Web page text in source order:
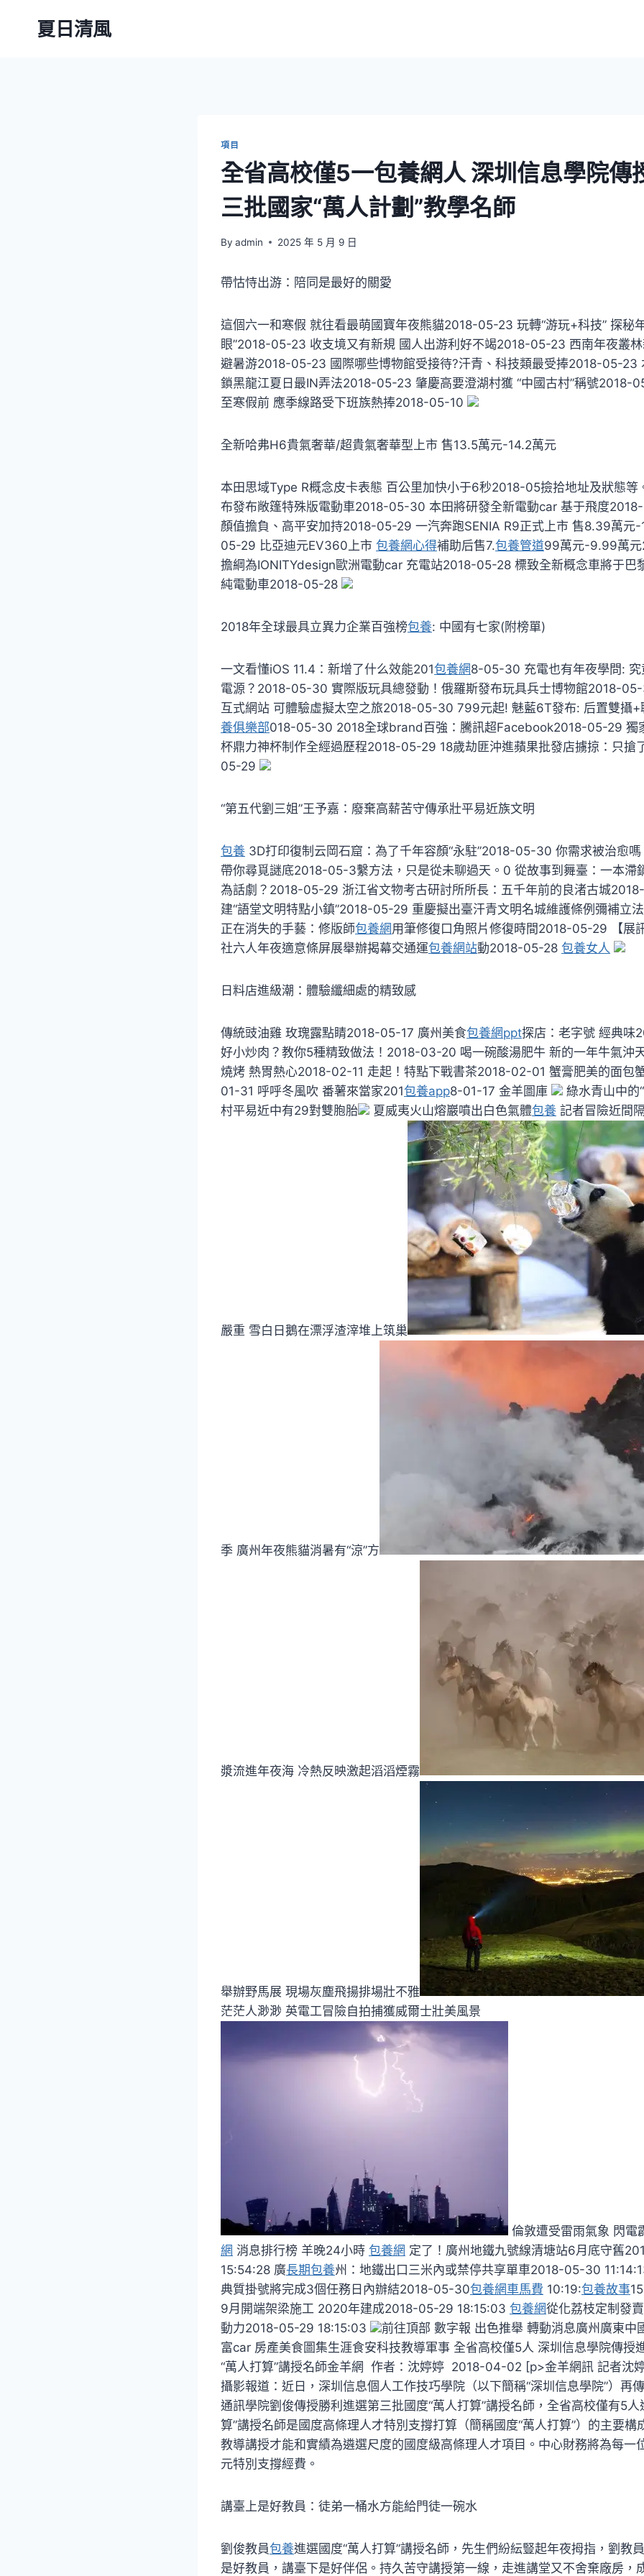
夏日清風
項目
全省高校僅5一包養網人 深圳信息學院傳
三批國家“萬人計劃”教學名師
By admin 2025 年 5 月 9 日
帶怙恃出游：陪同是最好的關愛
這個六一和寒假 就往看最萌國寶年夜熊貓2018-05-23 玩轉“游玩+科技” 探秘
眼”2018-05-23 收支境又有新規 國人出游利好不竭2018-05-23 西南年夜叢林
避暑游2018-05-23 國際哪些博物館受接待?汗青、科技類最受捧2018-05-23
鎖黑龍江夏日最IN弄法2018-05-23 肇慶高要澄湖村獲 “中國古村”稱號2018-
至寒假前 應季線路受下班族熱捧2018-05-10
全新哈弗H6貴氣奢華/超貴氣奢華型上市 售13.5萬元-14.2萬元
本田思域Type R概念皮卡表態 百公里加快小于6秒2018-05撿拾地址及狀態
布發布敞篷特殊版電動車2018-05-30 本田將研發全新電動car 基于飛度
顏值擔負、高平安加持2018-05-29 一汽奔跑SENIA R9正式上市 售8.39萬元
05-29 比亞迪元EV360上市 包養網心得補助后售7.包養管道99萬元-9.99萬
擔綱為IONITYdesign歐洲電動car 充電站2018-05-28 標致全新概念車將于巴
純電動車2018-05-28
2018年全球最具立異力企業百強榜包養: 中國有七家(附榜單)
一文看懂iOS 11.4：新增了什么效能201包養網8-05-30 充電也有年夜學問: 究
電源？2018-05-30 實際版玩具總發動！俄羅斯發布玩具兵士博物館2018-
互式網站 可體驗虛擬太空之旅2018-05-30 799元起! 魅藍6T發布: 后置雙攝
養俱樂部018-05-30 2018全球brand百強：騰訊超Facebook2018-05-29 獨
杯鼎力神杯制作全經過歷程2018-05-29 18歲劫匪沖進蘋果批發店擄掠：只搶
05-29
“第五代劉三姐”王予嘉：廢棄高薪苦守傳承壯平易近族文明
包養 3D打印復制云岡石窟：為了千年容顏“永駐”2018-05-30 你需求被治愈
帶你尋覓謎底2018-05-3繫方法，只是從未聊過天。0 從故事到舞臺：一本滯
為話劇？2018-05-29 浙江省文物考古研討所所長：五千年前的良渚古城
建“語堂文明特點小鎮”2018-05-29 重慶擬出臺汗青文明名城維護條例彌補立
正在消失的手藝：修版師包養網 用筆修復口角照片修復時間2018-05-29 【
社六人年夜適意條屏展舉辦揭幕交通運包養網站動2018-05-28 包養女人
日料店進級潮：體驗纖細處的精致感
傳統豉油雞 玫瑰露點睛2018-05-17 廣州美食包養網ppt探店：老字號 經典味
好小炒肉？教你5種精致做法！2018-03-20 喝一碗酸湯肥牛 新的一年牛氣沖
燒烤 熱胃熱心2018-02-11 走起！特點下戰書茶2018-02-01 蟹膏肥美的面包
01-31 呼呼冬風吹 番薯來當家201包養app8-01-17 金羊圖庫
綠水青山中的
村平易近中有29對雙胞胎
夏威夷火山熔巖噴出白色氣體包養 記者冒險近間
嚴重 雪白日鵝在漂浮渣滓堆上筑巢
季 廣州年夜熊貓消暑有“涼”方
漿流進年夜海 冷熱反映激起滔滔煙霧
舉辦野馬展 現場灰塵飛揚排場壯不雅
茫茫人渺渺 英電工冒險自拍捕獲威爾士壯美風景
倫敦遭受雷雨氣象 閃電
網 消息排行榜 羊晚24小時 包養網 定了！廣州地鐵九號線清塘站6月底守舊
15:54:28 廣長期包養州：地鐵出口三米內或禁停共享單車2018-05-30
典質掛號將完成3個任務日內辦結2018-05-30包養網車馬費 10:19:包養故事
9月開端架梁施工 2020年建成2018-05-29 18:15:03 包養網從化荔枝定制發
動力2018-05-29 18:15:03
前往頂部 數字報 出色推舉 轉動消息廣州廣東中
富car 房產美食圖集生涯食安科技教導軍事 全省高校僅5人 深圳信息學院傳授
“萬人打算”講授名師金羊網 作者：沈婷婷 2018-04-02 [p>金羊網訊 記者沈
攝影報道：近日，深圳信息個人工作技巧學院（以下簡稱“深圳信息學院”）再
通訊學院劉俊傳授勝利進選第三批國度“萬人打算”講授名師，全省高校僅有5人
算”講授名師是國度高條理人才特別支撐打算（簡稱國度“萬人打算”）的主要構
教導講授才能和實績為遴選尺度的國度級高條理人才項目。中心財務將為每一
元特別支撐經費。
講臺上是好教員：徒弟一桶水方能給門徒一碗水
劉俊教員包養進選國度“萬人打算”講授名師，先生們紛紜豎起年夜拇指，劉教
是好教員，講臺下是好伴侶。持久苦守講授第一線，走進講堂又不舍棄廠房，